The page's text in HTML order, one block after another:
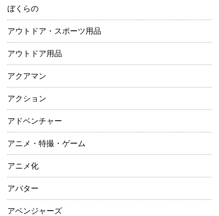
ぼくらの
アウトドア・スポーツ用品
アウトドア用品
アクアマン
アクション
アドベンチャー
アニメ・特撮・ゲーム
アニメ化
アバター
アベンジャーズ